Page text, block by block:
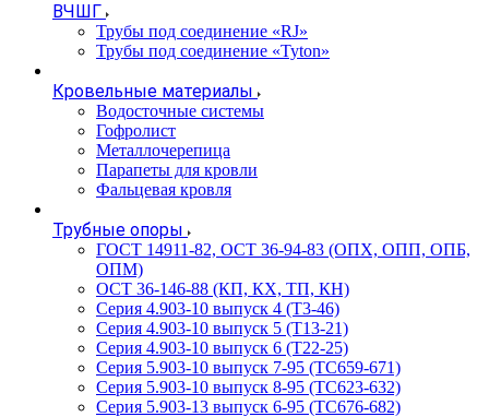
ВЧШГ
Трубы под соединение «RJ»
Трубы под соединение «Tyton»
Кровельные материалы
Водосточные системы
Гофролист
Металлочерепица
Парапеты для кровли
Фальцевая кровля
Трубные опоры
ГОСТ 14911-82, ОСТ 36-94-83 (ОПХ, ОПП, ОПБ,
ОПМ)
ОСТ 36-146-88 (КП, КХ, ТП, КН)
Серия 4.903-10 выпуск 4 (Т3-46)
Серия 4.903-10 выпуск 5 (Т13-21)
Серия 4.903-10 выпуск 6 (Т22-25)
Серия 5.903-10 выпуск 7-95 (ТС659-671)
Серия 5.903-10 выпуск 8-95 (ТС623-632)
Серия 5.903-13 выпуск 6-95 (ТС676-682)